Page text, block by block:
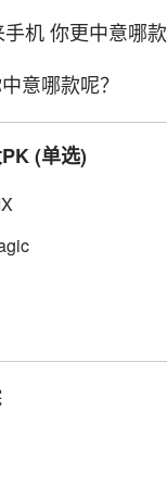
意哪款呢？
(单选)